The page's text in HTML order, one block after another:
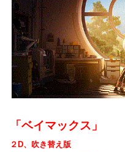
「ベイマックス」
２D、吹き替え版